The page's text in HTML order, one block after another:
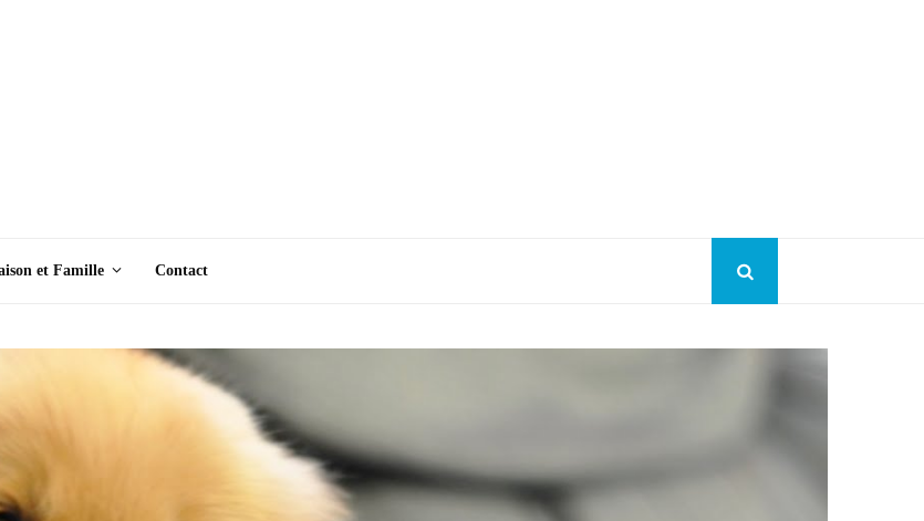
et Famille Contact